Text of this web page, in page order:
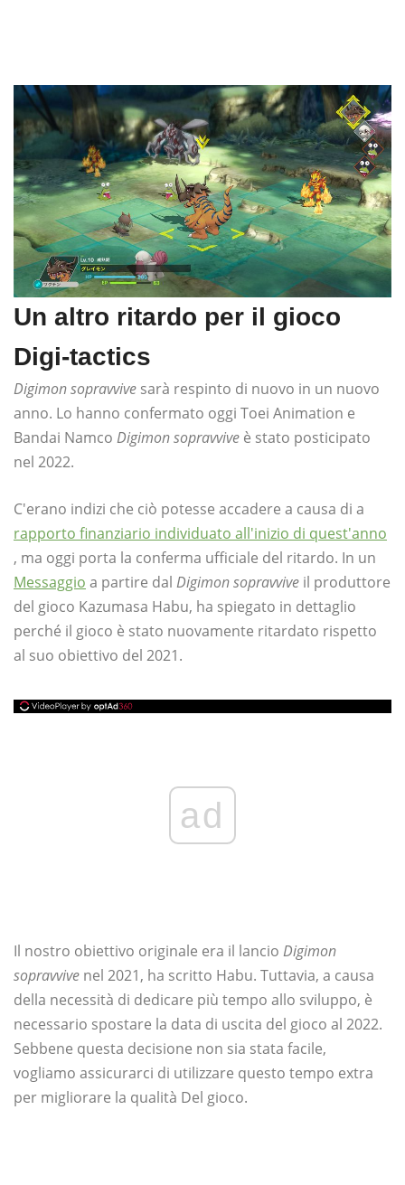
Un altro ritardo per il gioco
Digi-tactics
Digimon sopravvive sarà respinto di nuovo in un nuovo
anno. Lo hanno confermato oggi Toei Animation e
Bandai Namco Digimon sopravvive è stato posticipato
nel 2022.
C'erano indizi che ciò potesse accadere a causa di a
rapporto finanziario individuato all'inizio di quest'anno
, ma oggi porta la conferma ufficiale del ritardo. In un
Messaggio a partire dal Digimon sopravvive il produttore
del gioco Kazumasa Habu, ha spiegato in dettaglio
perché il gioco è stato nuovamente ritardato rispetto
al suo obiettivo del 2021.
ad
Il nostro obiettivo originale era il lancio Digimon
sopravvive nel 2021, ha scritto Habu. Tuttavia, a causa
della necessità di dedicare più tempo allo sviluppo, è
necessario spostare la data di uscita del gioco al 2022.
Sebbene questa decisione non sia stata facile,
vogliamo assicurarci di utilizzare questo tempo extra
per migliorare la qualità Del gioco.